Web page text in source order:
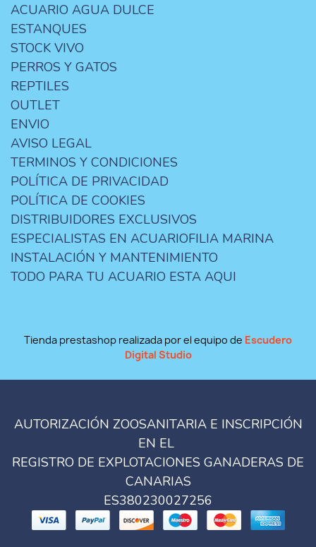
ACUARIO AGUA DULCE
ESTANQUES
STOCK VIVO
PERROS Y GATOS
REPTILES
OUTLET
ENVIO
AVISO LEGAL
TERMINOS Y CONDICIONES
POLÍTICA DE PRIVACIDAD
POLÍTICA DE COOKIES
DISTRIBUIDORES EXCLUSIVOS
ESPECIALISTAS EN ACUARIOFILIA MARINA
INSTALACIÓN Y MANTENIMIENTO
TODO PARA TU ACUARIO ESTA AQUI
Tienda prestashop realizada por el equipo de Escudero
Digital Studio
AUTORIZACIÓN ZOOSANITARIA E INSCRIPCIÓN
EN EL
REGISTRO DE EXPLOTACIONES GANADERAS DE
CANARIAS
ES380230027256